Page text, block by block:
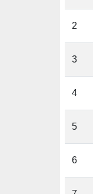
2
3
4
5
6